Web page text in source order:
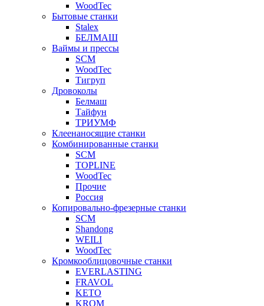
WoodTec
Бытовые станки
Stalex
БЕЛМАШ
Ваймы и прессы
SCM
WoodTec
Тигруп
Дровоколы
Белмаш
Тайфун
ТРИУМФ
Клеенаносящие станки
Комбинированные станки
SCM
TOPLINE
WoodTec
Прочие
Россия
Копировально-фрезерные станки
SCM
Shandong
WEILI
WoodTec
Кромкооблицовочные станки
EVERLASTING
FRAVOL
KETO
KROM